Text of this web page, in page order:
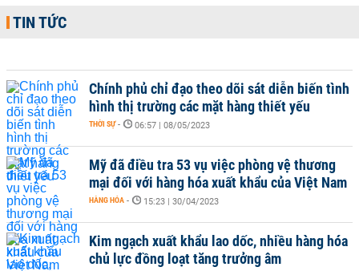
TIN TỨC
Chính phủ chỉ đạo theo dõi sát diễn biến tình
hình thị trường các mặt hàng thiết yếu
THỜI SỰ - 06:57 | 08/05/2023
Mỹ đã điều tra 53 vụ việc phòng vệ thương
mại đối với hàng hóa xuất khẩu của Việt Nam
HÀNG HÓA - 15:23 | 30/04/2023
Kim ngạch xuất khẩu lao dốc, nhiều hàng hóa
chủ lực đồng loạt tăng trưởng âm